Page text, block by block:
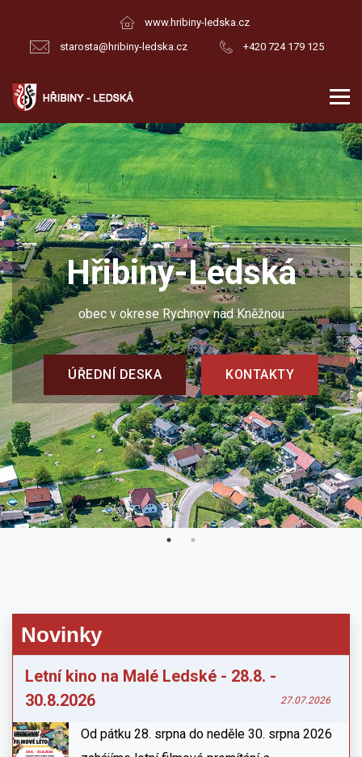
www.hribiny-ledska.cz
starosta@hribiny-ledska.cz
+420 724 179 125
Hřibiny-Ledská
obec v okrese Rychnov nad Kněžnou
ÚŘEDNÍ DESKA KONTAKTY
Novinky
Letní kino na Malé Ledské - 28.8. -
30.8.2026
27.07.2026
Od pátku 28. srpna do neděle 30. srpna 2026